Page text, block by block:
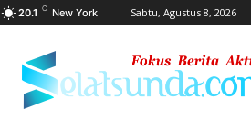
20.1 C New York Sabtu, Agustus 8, 2026